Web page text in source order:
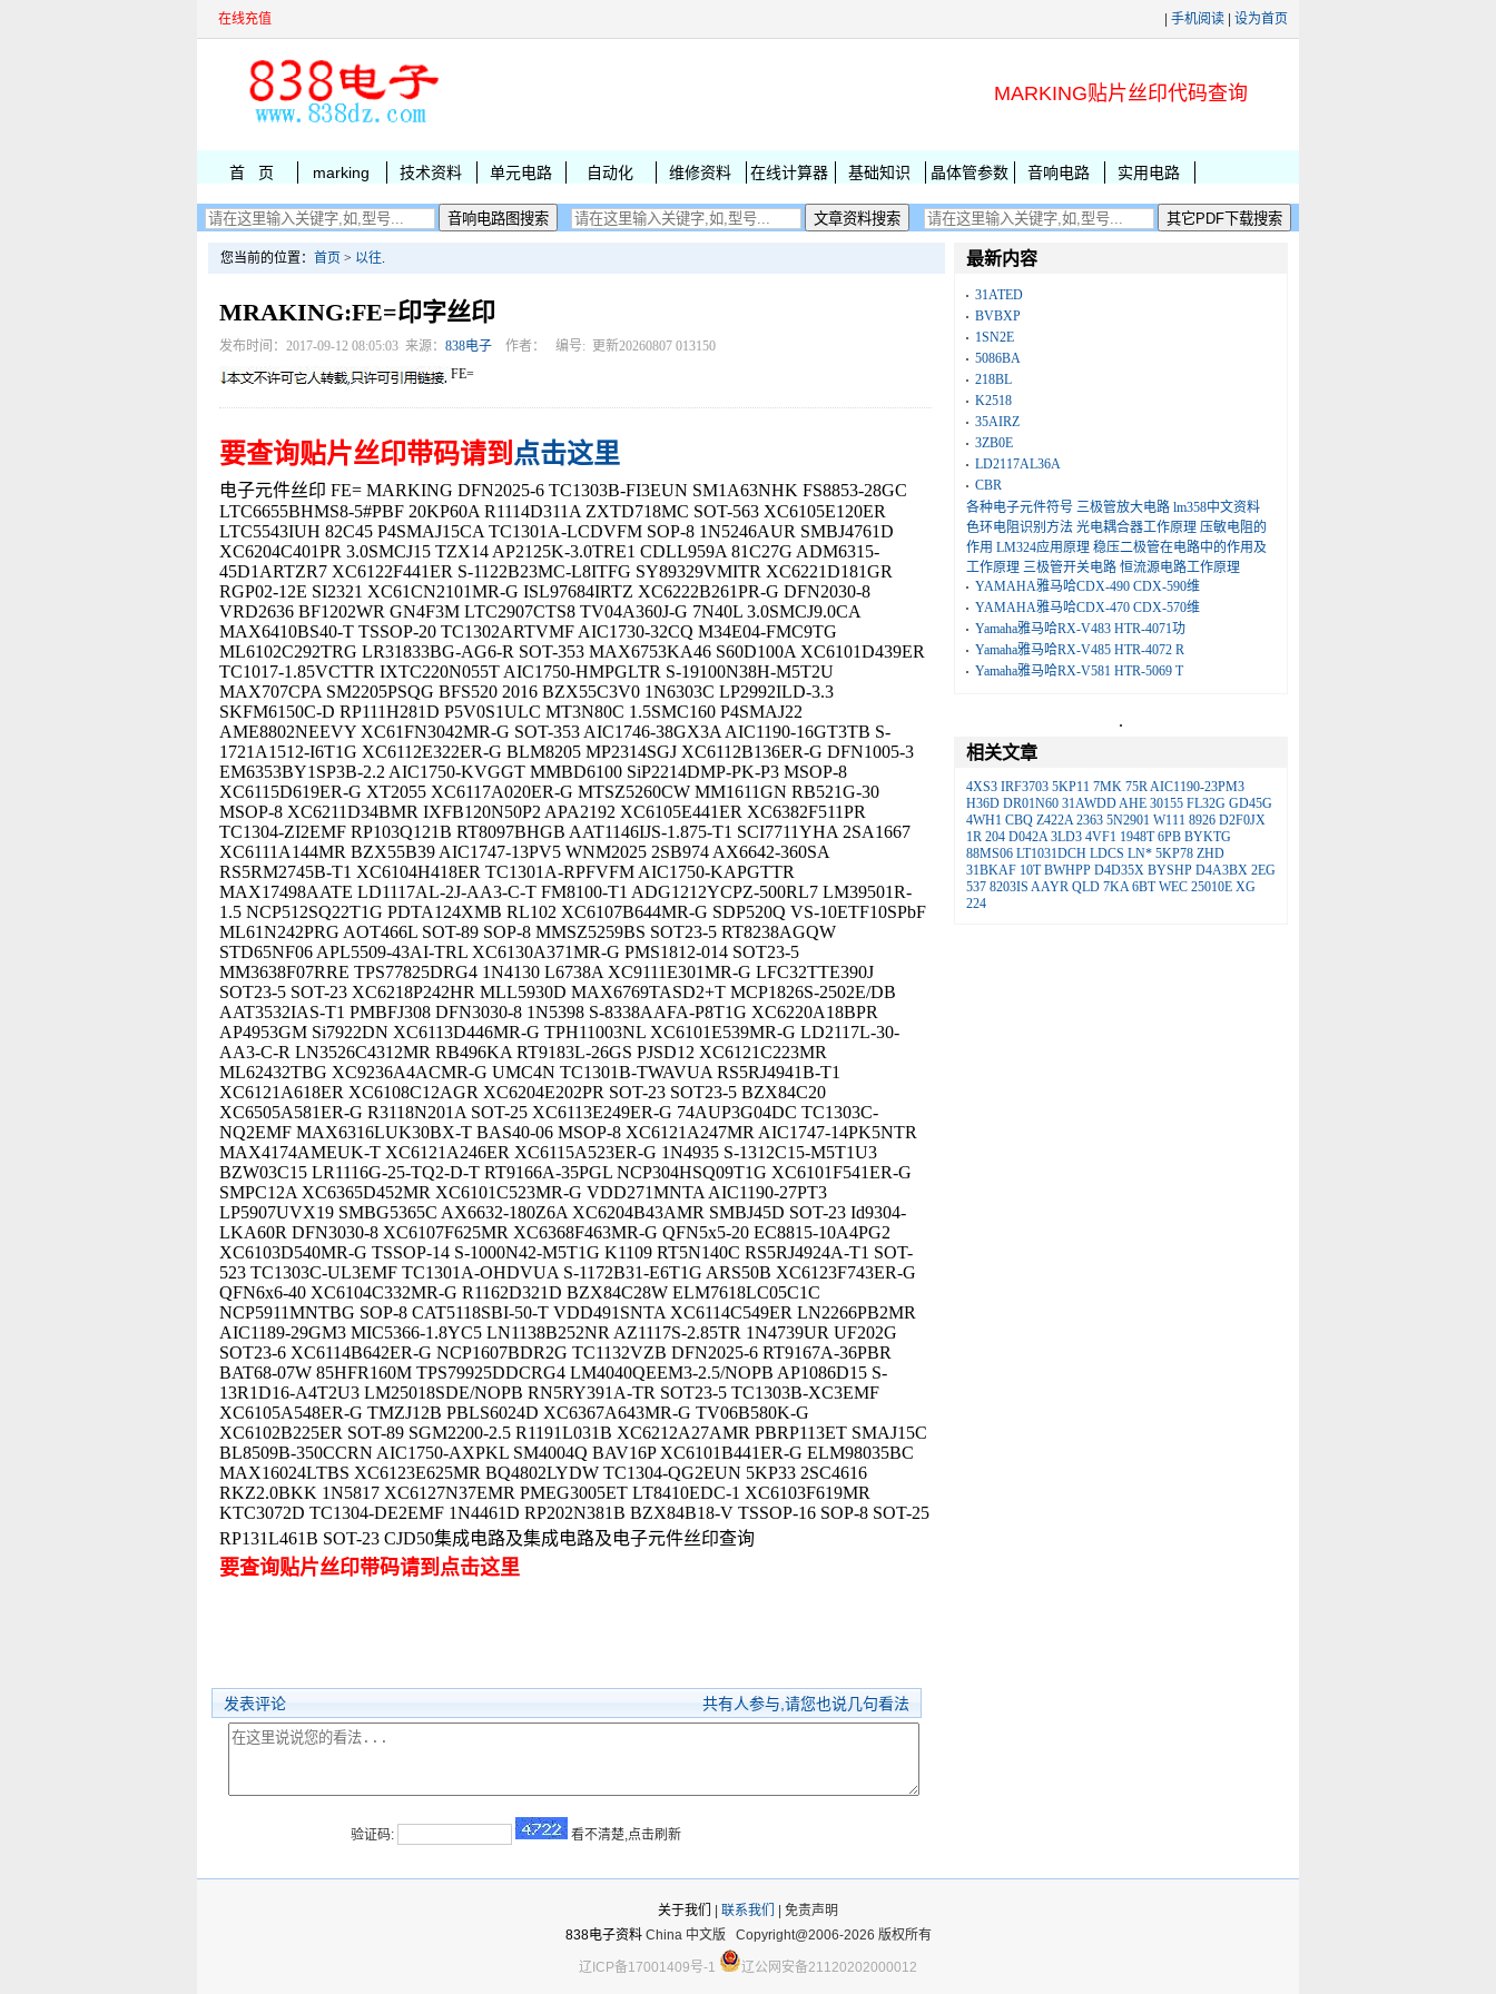
在线充值 手机阅读 设为首页
MARKING贴片丝印代码查询
首 页 marking 技术资料 单元电路 自动化 维修资料 在线计算器 基础知识 晶体管参数 音响电路 实用电路
您当前的位置： 首页 > 以往.
MRAKING:FE=印字丝印
发布时间：2017-09-12 08:05:03 来源： 838电子 作者： 编号: 更新20260807 013150
FE=
要查询贴片丝印带码请到 点击这里
电子元件丝印 FE= MARKING DFN2025-6 TC1303B-FI3EUN SM1A63NHK FS8853-28GC
LTC6655BHMS8-5#PBF 20KP60A R1114D311A ZXTD718MC SOT-563 XC6105E120ER
LTC5543IUH 82C45 P4SMAJ15CA TC1301A-LCDVFM SOP-8 1N5246AUR SMBJ4761D
XC6204C401PR 3.0SMCJ15 TZX14 AP2125K-3.0TRE1 CDLL959A 81C27G ADM6315-
45D1ARTZR7 XC6122F441ER S-1122B23MC-L8ITFG SY89329VMITR XC6221D181GR
RGP02-12E SI2321 XC61CN2101MR-G ISL97684IRTZ XC6222B261PR-G DFN2030-8
VRD2636 BF1202WR GN4F3M LTC2907CTS8 TV04A360J-G 7N40L 3.0SMCJ9.0CA
MAX6410BS40-T TSSOP-20 TC1302ARTVMF AIC1730-32CQ M34E04-FMC9TG
ML6102C292TRG LR31833BG-AG6-R SOT-353 MAX6753KA46 S60D100A XC6101D439ER
TC1017-1.85VCTTR IXTC220N055T AIC1750-HMPGLTR S-19100N38H-M5T2U
MAX707CPA SM2205PSQG BFS520 2016 BZX55C3V0 1N6303C LP2992ILD-3.3
SKFM6150C-D RP111H281D P5V0S1ULC MT3N80C 1.5SMC160 P4SMAJ22
AME8802NEEVY XC61FN3042MR-G SOT-353 AIC1746-38GX3A AIC1190-16GT3TB S-
1721A1512-I6T1G XC6112E322ER-G BLM8205 MP2314SGJ XC6112B136ER-G DFN1005-3
EM6353BY1SP3B-2.2 AIC1750-KVGGT MMBD6100 SiP2214DMP-PK-P3 MSOP-8
XC6115D619ER-G XT2055 XC6117A020ER-G MTSZ5260CW MM1611GN RB521G-30
MSOP-8 XC6211D34BMR IXFB120N50P2 APA2192 XC6105E441ER XC6382F511PR
TC1304-ZI2EMF RP103Q121B RT8097BHGB AAT1146IJS-1.875-T1 SCI7711YHA 2SA1667
XC6111A144MR BZX55B39 AIC1747-13PV5 WNM2025 2SB974 AX6642-360SA
RS5RM2745B-T1 XC6104H418ER TC1301A-RPFVFM AIC1750-KAPGTTR
MAX17498AATE LD1117AL-2J-AA3-C-T FM8100-T1 ADG1212YCPZ-500RL7 LM39501R-
1.5 NCP512SQ22T1G PDTA124XMB RL102 XC6107B644MR-G SDP520Q VS-10ETF10SPbF
ML61N242PRG AOT466L SOT-89 SOP-8 MMSZ5259BS SOT23-5 RT8238AGQW
STD65NF06 APL5509-43AI-TRL XC6130A371MR-G PMS1812-014 SOT23-5
MM3638F07RRE TPS77825DRG4 1N4130 L6738A XC9111E301MR-G LFC32TTE390J
SOT23-5 SOT-23 XC6218P242HR MLL5930D MAX6769TASD2+T MCP1826S-2502E/DB
AAT3532IAS-T1 PMBFJ308 DFN3030-8 1N5398 S-8338AAFA-P8T1G XC6220A18BPR
AP4953GM Si7922DN XC6113D446MR-G TPH11003NL XC6101E539MR-G LD2117L-30-
AA3-C-R LN3526C4312MR RB496KA RT9183L-26GS PJSD12 XC6121C223MR
ML62432TBG XC9236A4ACMR-G UMC4N TC1301B-TWAVUA RS5RJ4941B-T1
XC6121A618ER XC6108C12AGR XC6204E202PR SOT-23 SOT23-5 BZX84C20
XC6505A581ER-G R3118N201A SOT-25 XC6113E249ER-G 74AUP3G04DC TC1303C-
NQ2EMF MAX6316LUK30BX-T BAS40-06 MSOP-8 XC6121A247MR AIC1747-14PK5NTR
MAX4174AMEUK-T XC6121A246ER XC6115A523ER-G 1N4935 S-1312C15-M5T1U3
BZW03C15 LR1116G-25-TQ2-D-T RT9166A-35PGL NCP304HSQ09T1G XC6101F541ER-G
SMPC12A XC6365D452MR XC6101C523MR-G VDD271MNTA AIC1190-27PT3
LP5907UVX19 SMBG5365C AX6632-180Z6A XC6204B43AMR SMBJ45D SOT-23 Id9304-
LKA60R DFN3030-8 XC6107F625MR XC6368F463MR-G QFN5x5-20 EC8815-10A4PG2
XC6103D540MR-G TSSOP-14 S-1000N42-M5T1G K1109 RT5N140C RS5RJ4924A-T1 SOT-
523 TC1303C-UL3EMF TC1301A-OHDVUA S-1172B31-E6T1G ARS50B XC6123F743ER-G
QFN6x6-40 XC6104C332MR-G R1162D321D BZX84C28W ELM7618LC05C1C
NCP5911MNTBG SOP-8 CAT5118SBI-50-T VDD491SNTA XC6114C549ER LN2266PB2MR
AIC1189-29GM3 MIC5366-1.8YC5 LN1138B252NR AZ1117S-2.85TR 1N4739UR UF202G
SOT23-6 XC6114B642ER-G NCP1607BDR2G TC1132VZB DFN2025-6 RT9167A-36PBR
BAT68-07W 85HFR160M TPS79925DDCRG4 LM4040QEEM3-2.5/NOPB AP1086D15 S-
13R1D16-A4T2U3 LM25018SDE/NOPB RN5RY391A-TR SOT23-5 TC1303B-XC3EMF
XC6105A548ER-G TMZJ12B PBLS6024D XC6367A643MR-G TV06B580K-G
XC6102B225ER SOT-89 SGM2200-2.5 R1191L031B XC6212A27AMR PBRP113ET SMAJ15C
BL8509B-350CCRN AIC1750-AXPKL SM4004Q BAV16P XC6101B441ER-G ELM98035BC
MAX16024LTBS XC6123E625MR BQ4802LYDW TC1304-QG2EUN 5KP33 2SC4616
RKZ2.0BKK 1N5817 XC6127N37EMR PMEG3005ET LT8410EDC-1 XC6103F619MR
KTC3072D TC1304-DE2EMF 1N4461D RP202N381B BZX84B18-V TSSOP-16 SOP-8 SOT-25
RP131L461B SOT-23 CJD50集成电路及集成电路及电子元件丝印查询
要查询贴片丝印带码请到点击这里
发表评论 共有人参与,请您也说几句看法
验证码: 看不清楚,点击刷新
最新内容
31ATED
BVBXP
1SN2E
5086BA
218BL
K2518
35AIRZ
3ZB0E
LD2117AL36A
CBR
各种电子元件符号 三极管放大电路 lm358中文资料
色环电阻识别方法 光电耦合器工作原理 压敏电阻的
作用 LM324应用原理 稳压二极管在电路中的作用及
工作原理 三极管开关电路 恒流源电路工作原理
YAMAHA雅马哈CDX-490 CDX-590维
YAMAHA雅马哈CDX-470 CDX-570维
Yamaha雅马哈RX-V483 HTR-4071功
Yamaha雅马哈RX-V485 HTR-4072 R
Yamaha雅马哈RX-V581 HTR-5069 T
.
相关文章
4XS3 IRF3703 5KP11 7MK 75RAIC1190-23PM3
H36D DR01N60 31AWDDAHE 30155 FL32G GD45G
4WH1 CBQ Z422A 2363 5N2901 W111 8926 D2F0JX
1R 204 D042A 3LD3 4VF1 1948T 6PB BYKTG
88MS06 LT1031DCH LDCS LN* 5KP78 ZHD
31BKAF 10T BWHPP D4D35X BYSHP D4A3BX 2EG
537 8203IS AAYR QLD 7KA 6BT WEC 25010E XG
224
关于我们 联系我们
| 免责声明
838电子资料China 中文版 Copyright@2006-2026 版权所有
辽ICP备17001409号-1 辽公网安备21120202000012